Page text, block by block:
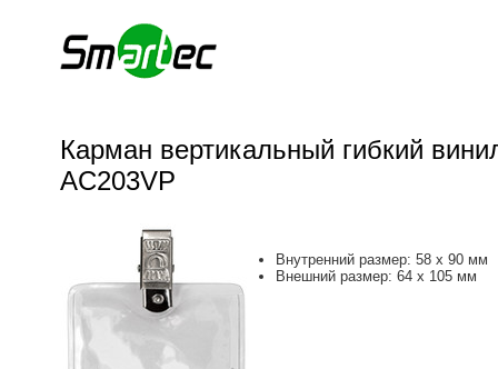
Карман вертикальный гибкий
AC203VP
Внутренний размер: 58 х 90 мм
Внешний размер: 64 х 105 мм